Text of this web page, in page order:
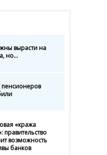
вырасти на
но...
пенсионеров
«кража
правительство
возможность
банков